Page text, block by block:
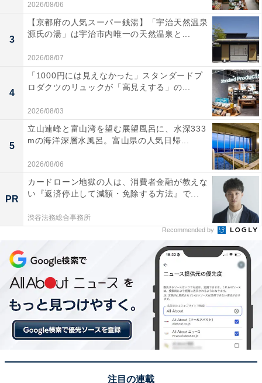
2026/08/06
3
【京都府の人気スーパー銭湯】「宇治天然温泉
源氏の湯」は宇治市内唯一の天然温泉と...
2026/08/07
4
「1000円には見えなかった」スタンダードプ
ロダクツのリュックが「高見えする」の...
2026/08/03
5
立山連峰と富山湾を望む展望風呂に、水深333
mの海洋深層水風呂。富山県の人気日帰...
2026/08/06
PR
カードローン地獄の人は、消費者金融が教えな
い『返済停止して減額・免除する方法』で...
渋谷法務総合事務所
Recommended by
注目の連載